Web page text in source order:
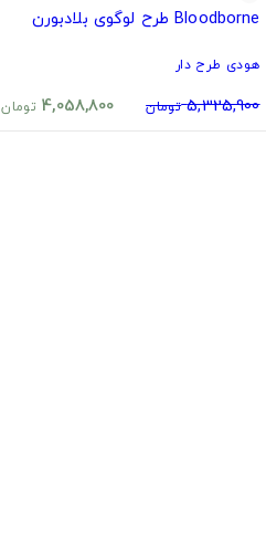
Bloodborne طرح لوگوی بلادبورن
هودی طرح دار
5,325,900 تومان 4,058,800 تومان